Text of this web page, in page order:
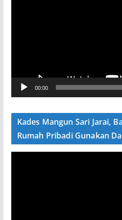
V
e
00:00
Kades Mangun Sari Jarai,
Rumah Pribadi Gunakan